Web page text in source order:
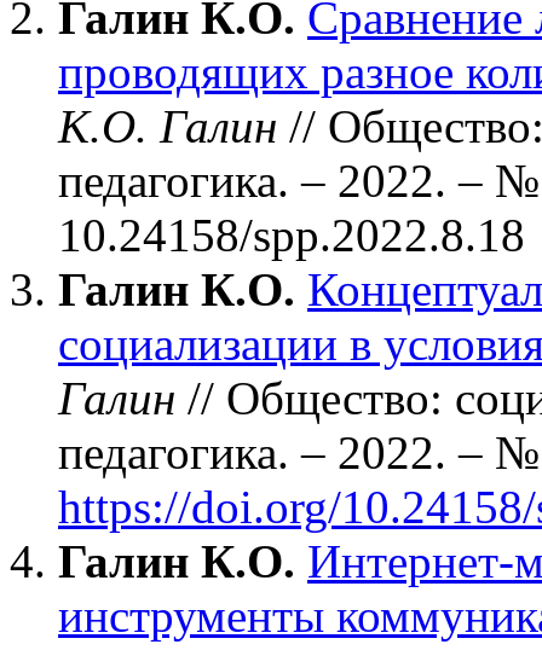
Галин К.О. Сравнение
проводящих разное
К.О. Галин //
педагогика. – 2022. –
10.24158/spp.2022.8.18
Галин К.О.
социализации в
Галин // Общество:
педагогика. – 2022. –
https://doi.org/
Галин К.О. Интернет-
инструменты